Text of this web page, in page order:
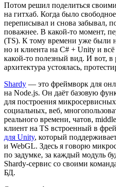
Потом решил поделиться
на гитхаб. Когда было
переписывал и снова забывал,
поважнее. В какой-то момент,
(TS). К тому времени уже были
но и клиента на C# + Unity и всё
какой-то полезный вид. И вот, в
архитектура устоялась,
Shardy — это фреймворк для
на Node.js. Он даёт базовую
для построения
социальных, веб,
реального времени, чатов,
клиент на TS встроенный в
для Unity, который
и WebGL. Здесь я говорю
по задумке, за каждый модуль
Shardy-сервис со своими
БД.